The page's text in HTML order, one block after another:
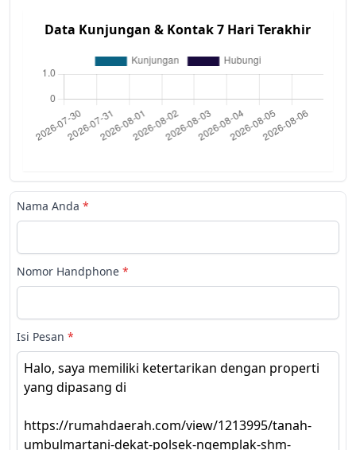
Data Kunjungan & Kontak 7 Hari Terakhir
Nama Anda *
Nomor Handphone *
Isi Pesan *